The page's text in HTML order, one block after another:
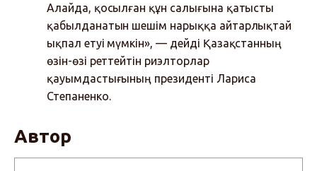
Алайда, қосылған құн салығына қатысты
қабылданатын шешім нарыққа айтарлықтай
ықпал етуі мүмкін», — дейді Қазақстанның
өзін-өзі реттейтін риэлторлар
қауымдастығының президенті Лариса
Степаненко.
Автор